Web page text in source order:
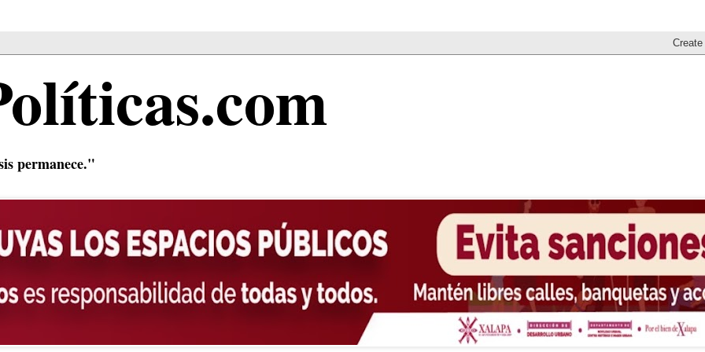
permanece."